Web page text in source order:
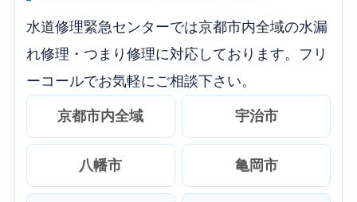
水道修理緊急センターでは京都市内全域の水漏
れ修理・つまり修理に対応しております。フリ
ーコールでお気軽にご相談下さい。
京都市内全域 宇治市
八幡市 亀岡市